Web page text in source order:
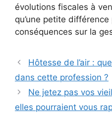
évolutions fiscales à
qu’une petite
conséquences sur la
Hôtesse de l’air :
dans cette profession ?
Ne jetez pas vos
elles pourraient vous